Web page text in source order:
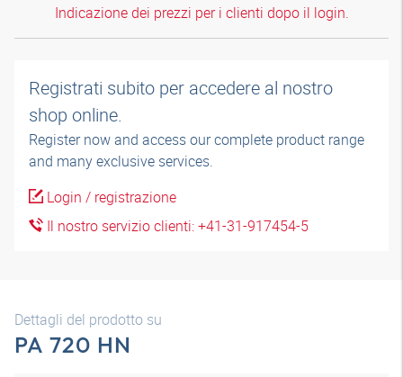
Indicazione dei prezzi per i clienti dopo il login.
Registrati subito per accedere al nostro
shop online.
Register now and access our complete product range
and many exclusive services.
Login / registrazione
Il nostro servizio clienti: +41-31-917454-5
Dettagli del prodotto su
PA 720 HN